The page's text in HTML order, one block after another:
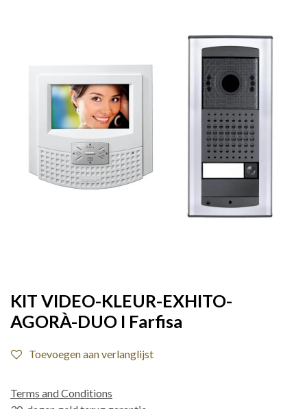
KIT VIDEO-KLEUR-EXHITO-
AGORÀ-DUO I Farfisa
Toevoegen aan verlanglijst
Terms and Conditions